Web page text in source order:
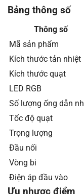
Bảng thông số
Thông số
Mã sản phẩm
Kích thước tản nhiệt
Kích thước quạt
LED RGB
Số lượng ống dẫn
Tốc độ quạt
Trọng lượng
Đầu nối
Vòng bi
Điện áp đầu vào
Ưu nhược điểm